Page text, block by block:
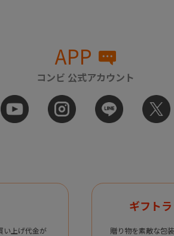
APP
コンビ 公式アカウント
い上げ代金が
ギフト
贈り物を素敵な包